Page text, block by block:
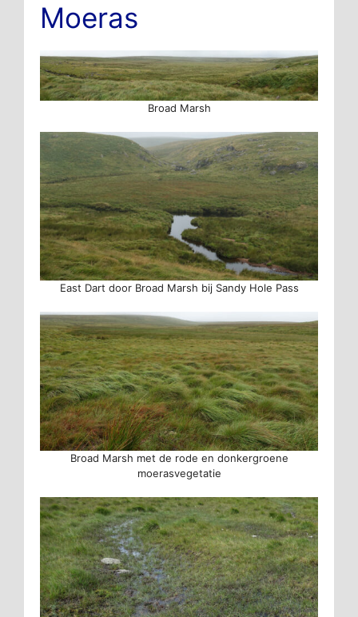
Moeras
Broad Marsh
East Dart door Broad Marsh bij Sandy Hole Pass
Broad Marsh met de rode en donkergroene
moerasvegetatie